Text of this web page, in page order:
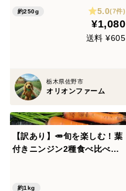
れ】
約250g 5.0(7件)
¥1,080
送料 ¥605
栃木県佐野市
オリオンファーム
【訳あり】🥕旬を楽しむ！葉
付きニンジン2種食べ比べセ
化成肥料不使用🥕
約1kg